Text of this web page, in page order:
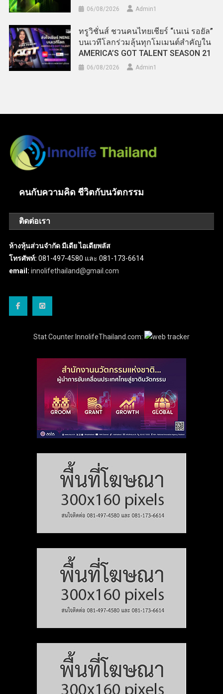
06/08/2026 Admin​1
ทรูวิชั่นส์ ชวนคนไทยเชียร์ “เนเน่ รอยัล”
บนเวทีโลกร่วมลุ้นทุกโมเมนต์สำคัญใน
AMERICA’S GOT TALENT SEASON 21
06/08/2026 Admin​1
คนกับความคิด ชีวิตกับนวัตกรรม
ติดต่อเรา
ห้างหุ้นส่วนจำกัด มีเดีย ไอเดียพลัส
โทรศัพท์: 081-497-4580 และ 081-173-6614
email: innolifethailand@gmail.com
Stat Counter InnolifeThailand.com: